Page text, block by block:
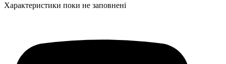
Характеристики поки не заповнені